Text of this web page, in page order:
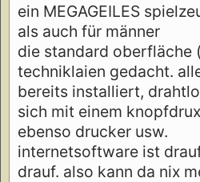
ein MEGAGEILES
als auch für männer
die standard oberfläche
techniklaien gedacht.
bereits installiert,
sich mit einem
ebenso drucker usw.
internetsoftware ist
drauf. also kann da nix